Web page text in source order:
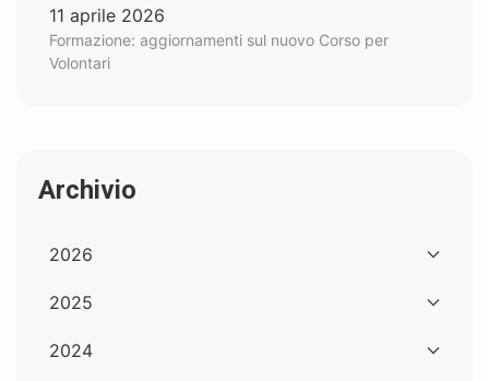
11 aprile 2026
Formazione: aggiornamenti sul nuovo Corso per
Volontari
Archivio
2026
2025
2024